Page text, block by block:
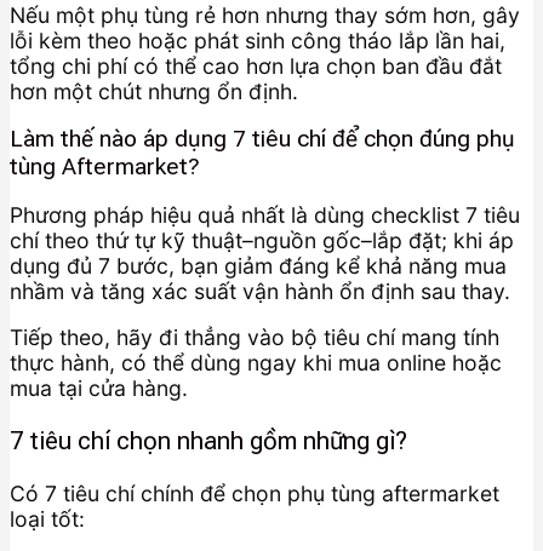
Nếu một phụ tùng rẻ hơn nhưng thay sớm hơn, gây
lỗi kèm theo hoặc phát sinh công tháo lắp lần hai,
tổng chi phí có thể cao hơn lựa chọn ban đầu đắt
hơn một chút nhưng ổn định.
Làm thế nào áp dụng 7 tiêu chí để chọn đúng phụ
tùng Aftermarket?
Phương pháp hiệu quả nhất là dùng checklist 7 tiêu
chí theo thứ tự kỹ thuật–nguồn gốc–lắp đặt; khi áp
dụng đủ 7 bước, bạn giảm đáng kể khả năng mua
nhầm và tăng xác suất vận hành ổn định sau thay.
Tiếp theo, hãy đi thẳng vào bộ tiêu chí mang tính
thực hành, có thể dùng ngay khi mua online hoặc
mua tại cửa hàng.
7 tiêu chí chọn nhanh gồm những gì?
Có 7 tiêu chí chính để chọn phụ tùng aftermarket
loại tốt: